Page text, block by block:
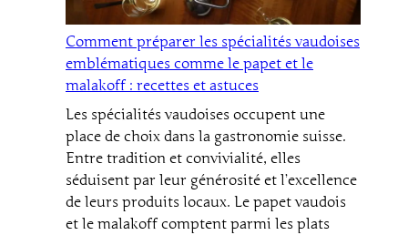
villages
qui
ont
du
charme
à
découvrir
absolument
?
Comment préparer les spécialités vaudoises
emblématiques comme le papet et le
malakoff : recettes et astuces
Les spécialités vaudoises occupent une
place de choix dans la gastronomie suisse.
Entre tradition et convivialité, elles
séduisent par leur générosité et l’excellence
de leurs produits locaux. Le papet vaudois
et le malakoff comptent parmi les plats